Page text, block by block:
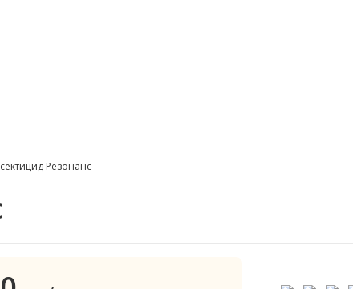
Резонанс